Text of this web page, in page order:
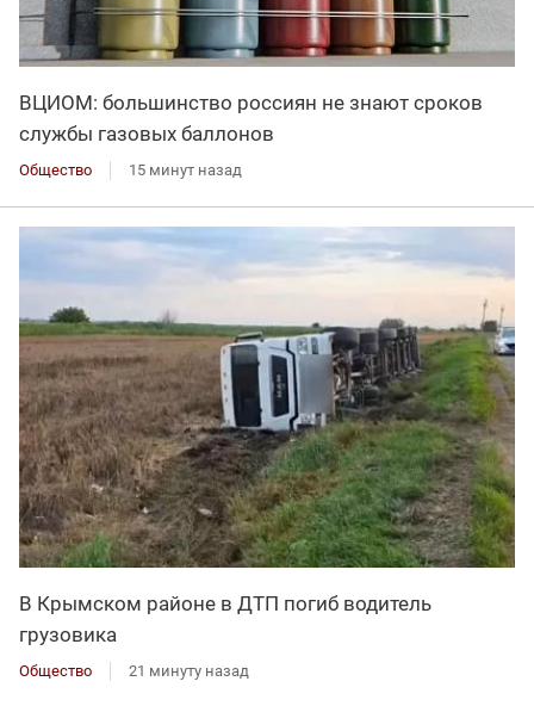
ВЦИОМ: большинство россиян не знают сроков
службы газовых баллонов
Общество 15 минут назад
В Крымском районе в ДТП погиб водитель
грузовика
Общество 21 минуту назад